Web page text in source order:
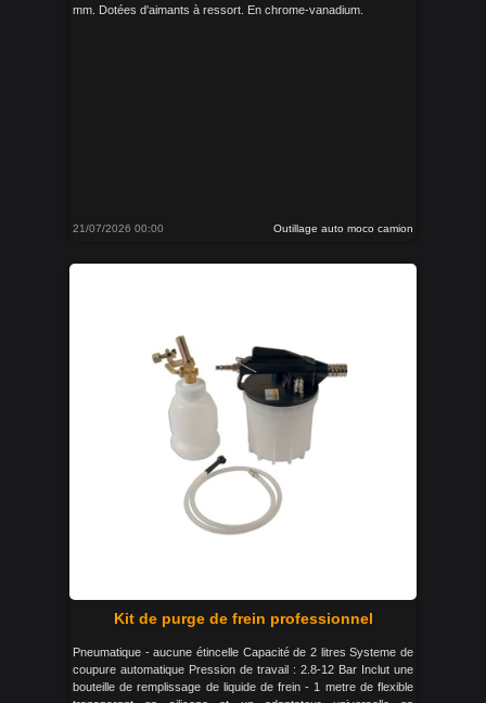
mm. Dotées d'aimants à ressort. En chrome-vanadium.
21/07/2026 00:00 Outillage auto moco camion
Kit de purge de frein professionnel
Pneumatique - aucune étincelle Capacité de 2 litres Systeme de
coupure automatique Pression de travail : 2.8-12 Bar Inclut une
bouteille de remplissage de liquide de frein - 1 metre de flexible